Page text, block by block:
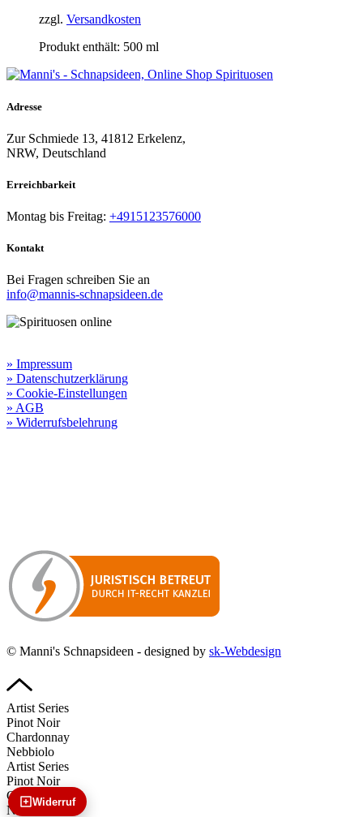
zzgl. Versandkosten
Produkt enthält: 500 ml
Adresse
Zur Schmiede 13, 41812 Erkelenz,
NRW, Deutschland
Erreichbarkeit​
Montag bis Freitag: +4915123576000
Kontakt
Bei Fragen schreiben Sie an
info@mannis-schnapsideen.de
» Impressum
» Datenschutzerklärung
» Cookie-Einstellungen
» AGB
» Widerrufsbelehrung
Widerruf
© Manni's Schnapsideen - designed by sk-Webdesign
Artist Series
Pinot Noir
Chardonnay
Nebbiolo
Artist Series
Pinot Noir
Chardonnay
Nebbiolo